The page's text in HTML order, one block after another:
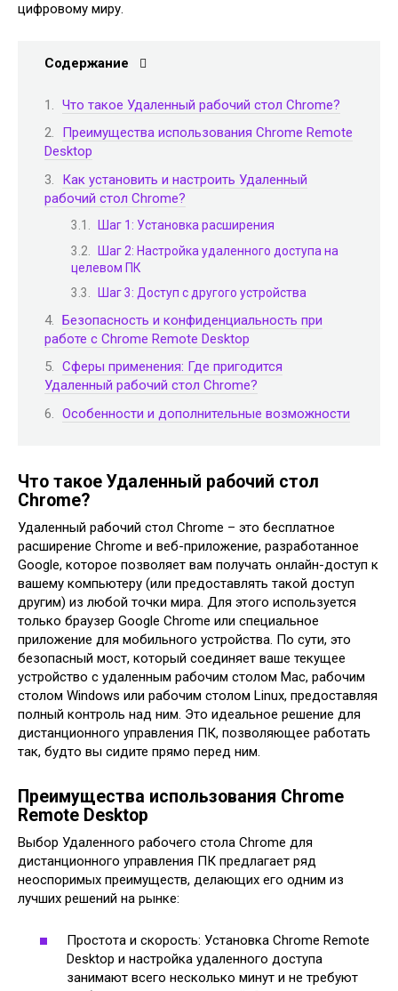
цифровому миру.
Содержание
Что такое Удаленный рабочий стол Chrome?
Преимущества использования Chrome Remote
Desktop
Как установить и настроить Удаленный
рабочий стол Chrome?
Шаг 1: Установка расширения
Шаг 2: Настройка удаленного доступа на
целевом ПК
Шаг 3: Доступ с другого устройства
Безопасность и конфиденциальность при
работе с Chrome Remote Desktop
Сферы применения: Где пригодится
Удаленный рабочий стол Chrome?
Особенности и дополнительные возможности
Что такое Удаленный рабочий стол
Chrome?
Удаленный рабочий стол Chrome – это бесплатное
расширение Chrome и веб-приложение, разработанное
Google, которое позволяет вам получать онлайн-доступ к
вашему компьютеру (или предоставлять такой доступ
другим) из любой точки мира. Для этого используется
только браузер Google Chrome или специальное
приложение для мобильного устройства. По сути, это
безопасный мост, который соединяет ваше текущее
устройство с удаленным рабочим столом Mac, рабочим
столом Windows или рабочим столом Linux, предоставляя
полный контроль над ним. Это идеальное решение для
дистанционного управления ПК, позволяющее работать
так, будто вы сидите прямо перед ним.
Преимущества использования Chrome
Remote Desktop
Выбор Удаленного рабочего стола Chrome для
дистанционного управления ПК предлагает ряд
неоспоримых преимуществ, делающих его одним из
лучших решений на рынке:
Простота и скорость: Установка Chrome Remote
Desktop и настройка удаленного доступа
занимают всего несколько минут и не требуют